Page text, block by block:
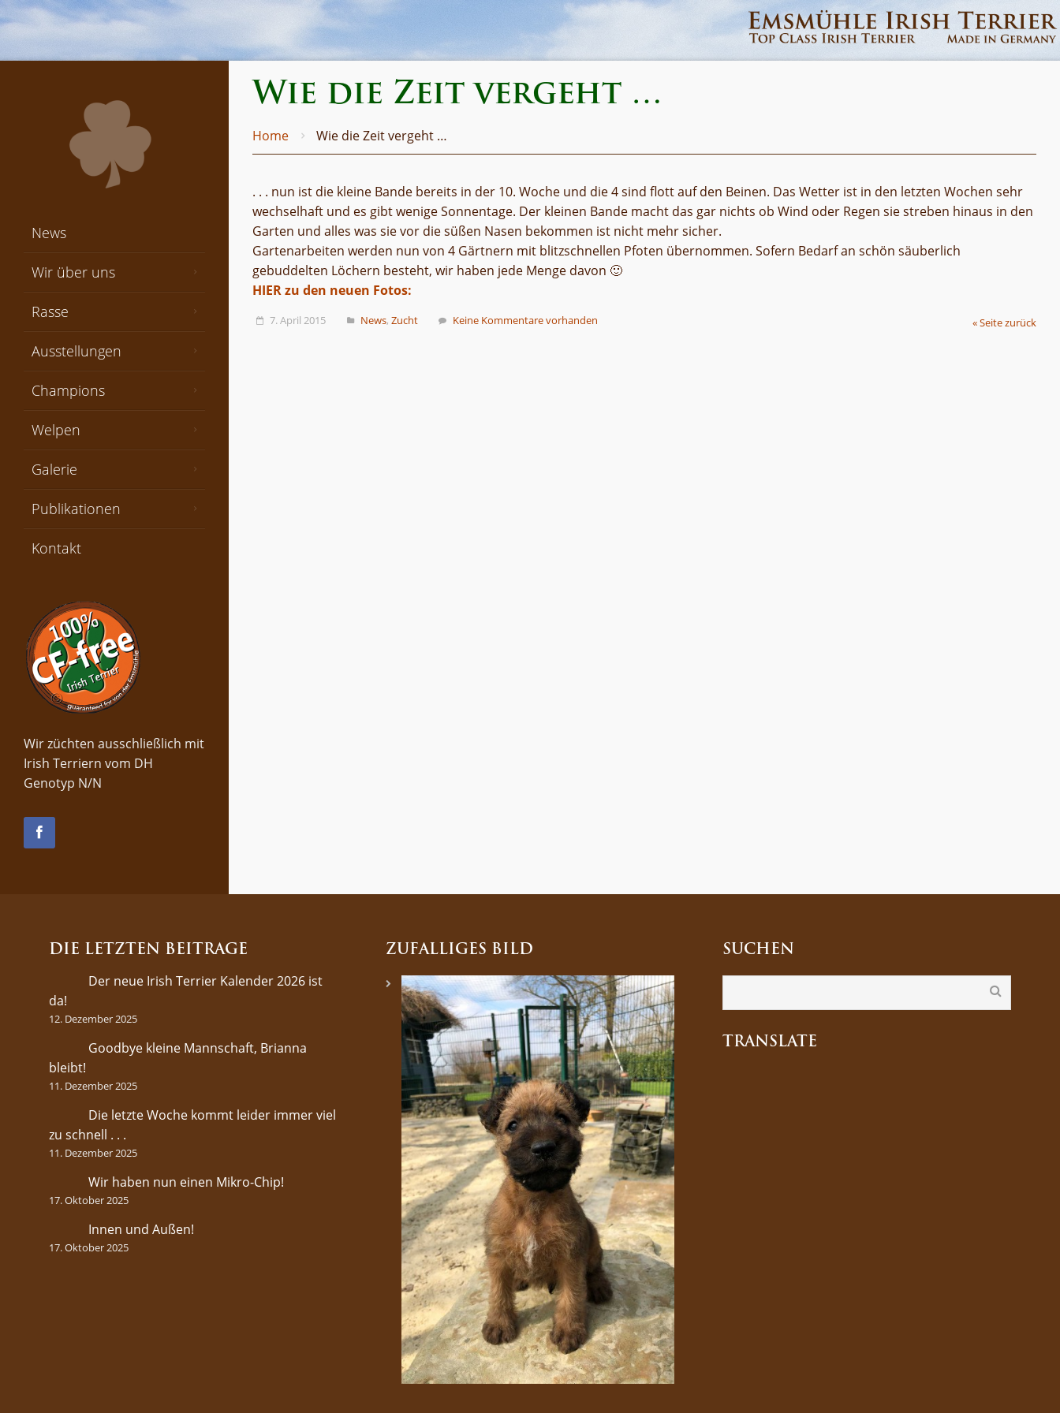
News
Wir über uns
Rasse
Ausstellungen
Champions
Welpen
Galerie
Publikationen
Kontakt
Wir züchten ausschließlich mit
Irish Terriern vom DH
Genotyp N/N
Wie die Zeit vergeht …
Home Wie die Zeit vergeht …
. . . nun ist die kleine Bande bereits in der 10. Woche und die 4 sind flott auf den Beinen. Das Wetter ist in den letzten Wochen sehr
wechselhaft und es gibt wenige Sonnentage. Der kleinen Bande macht das gar nichts ob Wind oder Regen sie streben hinaus in den
Garten und alles was sie vor die süßen Nasen bekommen ist nicht mehr sicher.
Gartenarbeiten werden nun von 4 Gärtnern mit blitzschnellen Pfoten übernommen. Sofern Bedarf an schön säuberlich
gebuddelten Löchern besteht, wir haben jede Menge davon 🙂
HIER zu den neuen Fotos:
« Seite zurück
7. April 2015 News, Zucht Keine Kommentare vorhanden
DIE LETZTEN BEITRÄGE
Der neue Irish Terrier Kalender 2026 ist
da!
12. Dezember 2025
Goodbye kleine Mannschaft, Brianna
bleibt!
11. Dezember 2025
Die letzte Woche kommt leider immer viel
zu schnell . . .
11. Dezember 2025
Wir haben nun einen Mikro-Chip!
17. Oktober 2025
Innen und Außen!
17. Oktober 2025
ZUFÄLLIGES BILD SUCHEN
TRANSLATE